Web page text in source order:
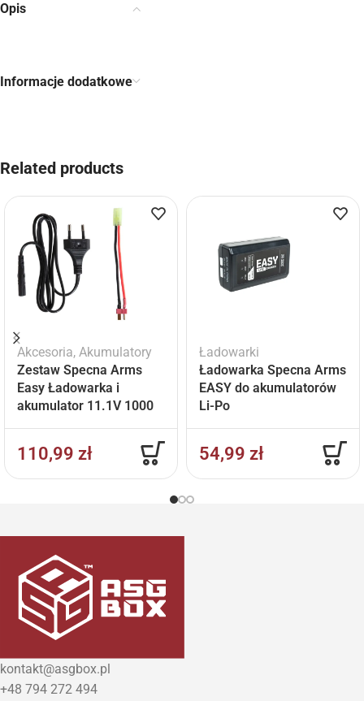
Opis
Informacje dodatkowe
Related products
Akcesoria, Akumulatory
Zestaw Specna Arms
Easy Ładowarka i
akumulator 11.1V 1000
110,99 zł
Ładowarki
Ładowarka Specna Arms
EASY do akumulatorów
Li-Po
54,99 zł
kontakt@asgbox.pl
+48 794 272 494